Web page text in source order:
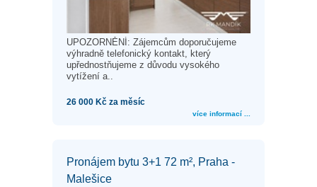
UPOZORNĚNÍ: Zájemcům doporučujeme
výhradně telefonický kontakt, který
upřednostňujeme z důvodu vysokého
vytížení a..
26 000 Kč za měsíc
více informací ...
Pronájem bytu 3+1 72 m², Praha -
Malešice